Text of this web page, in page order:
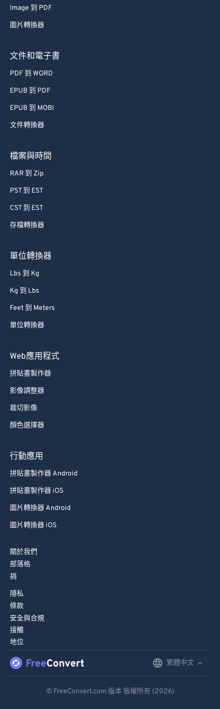
Image 到 PDF
圖片轉換器
文件和電子書
PDF 到 WORD
EPUB 到 PDF
EPUB 到 MOBI
文件轉換器
檔案與時間
RAR 到 Zip
PST 到 EST
CST 到 EST
存檔轉換器
單位轉換器
Lbs 到 Kg
Kg 到 Lbs
Feet 到 Meters
單位轉換器
Web應用程式
拼貼畫製作器
影像調整器
裁切影像
顏色選擇器
行動應用
拼貼畫製作器 Android
拼貼畫製作器 iOS
圖片轉換器 Android
圖片轉換器 iOS
關於我們
部落格
捐
隱私
條款
安全與合規
接觸
地位
繁體中文
© FreeConvert.com 版本 版權所有 (2026)